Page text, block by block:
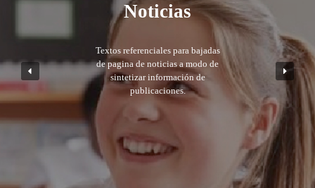
Textos referenciales para bajadas
de pagina de noticias a modo de
sintetizar información de
publicaciones.
Noticias